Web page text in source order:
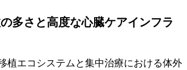
多さと高度な心臓ケアインフラ
植エコシステムと集中治療における体外